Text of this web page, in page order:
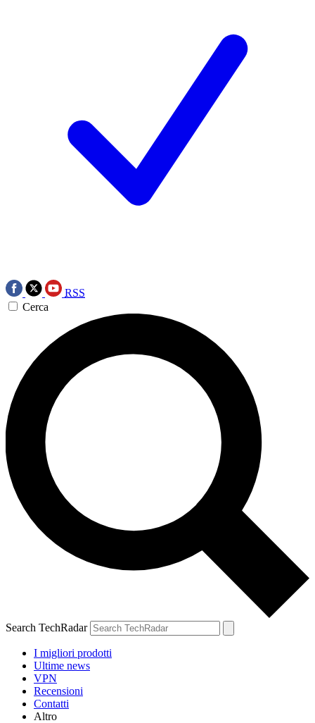
RSS
Cerca
Search TechRadar
I migliori prodotti
Ultime news
VPN
Recensioni
Contatti
Altro